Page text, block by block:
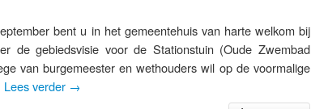
bent u in het gemeentehuis van harte welkom bij
de gebiedsvisie voor de Stationstuin (Oude Zwembad
van burgemeester en wethouders wil op de voormalige
Lees verder →